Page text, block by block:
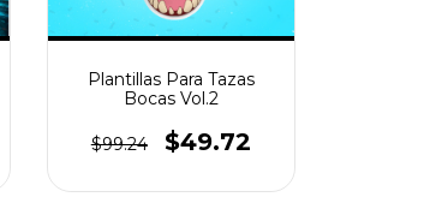
Plantillas Para Tazas
Bocas Vol.2
$99.24 $49.72